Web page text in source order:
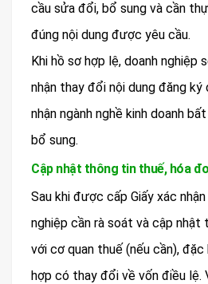
cầu sửa đổi, bổ sung và cần
đúng nội dung được yêu cầu.
Khi hồ sơ hợp lệ, doanh nghiệp
nhận thay đổi nội dung đăng ký
nhận ngành nghề kinh doanh
bổ sung.
Cập nhật thông tin thuế, hóa
Sau khi được cấp Giấy xác
nghiệp cần rà soát và cập nhật
với cơ quan thuế (nếu cần),
hợp có thay đổi về vốn điều lệ.